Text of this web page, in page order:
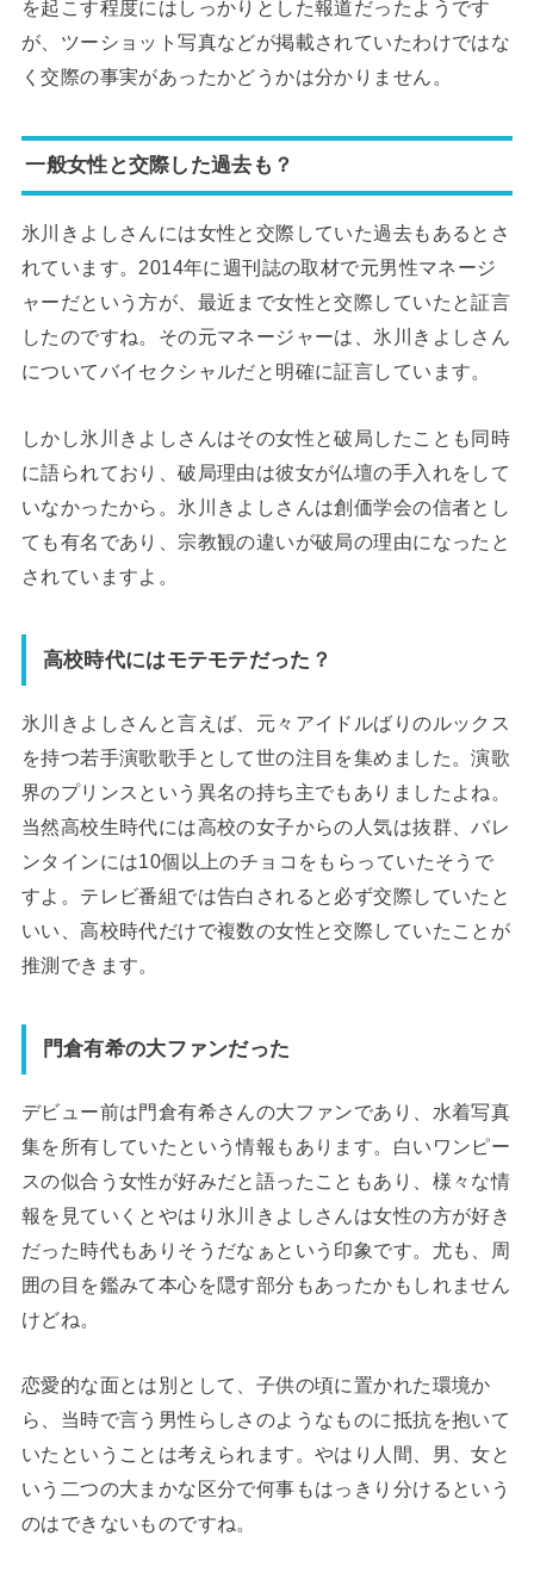
を起こす程度にはしっかりとした報道だったようです
が、ツーショット写真などが掲載されていたわけではな
く交際の事実があったかどうかは分かりません。
一般女性と交際した過去も？
氷川きよしさんには女性と交際していた過去もあるとさ
れています。2014年に週刊誌の取材で元男性マネージ
ャーだという方が、最近まで女性と交際していたと証言
したのですね。その元マネージャーは、氷川きよしさん
についてバイセクシャルだと明確に証言しています。
しかし氷川きよしさんはその女性と破局したことも同時
に語られており、破局理由は彼女が仏壇の手入れをして
いなかったから。氷川きよしさんは創価学会の信者とし
ても有名であり、宗教観の違いが破局の理由になったと
されていますよ。
高校時代にはモテモテだった？
氷川きよしさんと言えば、元々アイドルばりのルックス
を持つ若手演歌歌手として世の注目を集めました。演歌
界のプリンスという異名の持ち主でもありましたよね。
当然高校生時代には高校の女子からの人気は抜群、バレ
ンタインには10個以上のチョコをもらっていたそうで
すよ。テレビ番組では告白されると必ず交際していたと
いい、高校時代だけで複数の女性と交際していたことが
推測できます。
門倉有希の大ファンだった
デビュー前は門倉有希さんの大ファンであり、水着写真
集を所有していたという情報もあります。白いワンピー
スの似合う女性が好みだと語ったこともあり、様々な情
報を見ていくとやはり氷川きよしさんは女性の方が好き
だった時代もありそうだなぁという印象です。尤も、周
囲の目を鑑みて本心を隠す部分もあったかもしれません
けどね。
恋愛的な面とは別として、子供の頃に置かれた環境か
ら、当時で言う男性らしさのようなものに抵抗を抱いて
いたということは考えられます。やはり人間、男、女と
いう二つの大まかな区分で何事もはっきり分けるという
のはできないものですね。